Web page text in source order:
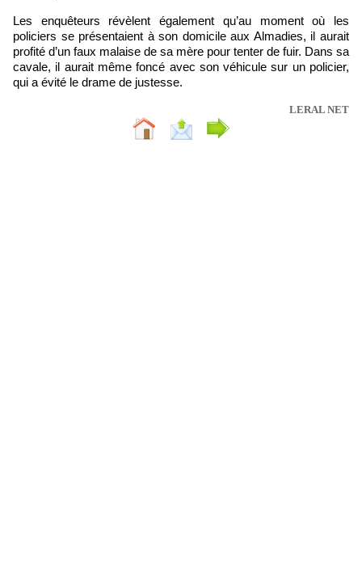
Les enquêteurs révèlent également qu’au moment où les
policiers se présentaient à son domicile aux Almadies, il aurait
profité d’un faux malaise de sa mère pour tenter de fuir. Dans sa
cavale, il aurait même foncé avec son véhicule sur un policier,
qui a évité le drame de justesse.
LERAL NET